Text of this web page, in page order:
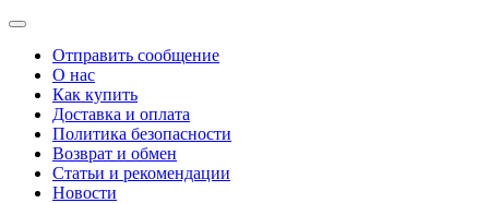
Отправить сообщение
О нас
Как купить
Доставка и оплата
Политика безопасности
Возврат и обмен
Статьи и рекомендации
Новости